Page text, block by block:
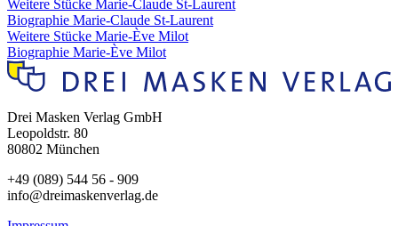
Weitere Stücke Marie-Claude St-Laurent
Biographie Marie-Claude St-Laurent
Weitere Stücke Marie-Ève Milot
Biographie Marie-Ève Milot
Drei Masken Verlag GmbH
Leopoldstr. 80
80802 München
+49 (089) 544 56 - 909
info@dreimaskenverlag.de